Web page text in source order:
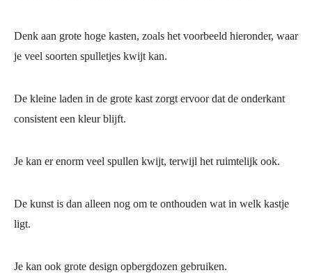
Denk aan grote hoge kasten, zoals het voorbeeld hieronder, waar
je veel soorten spulletjes kwijt kan.
De kleine laden in de grote kast zorgt ervoor dat de onderkant
consistent een kleur blijft.
Je kan er enorm veel spullen kwijt, terwijl het ruimtelijk ook.
De kunst is dan alleen nog om te onthouden wat in welk kastje
ligt.
Je kan ook grote design opbergdozen gebruiken.